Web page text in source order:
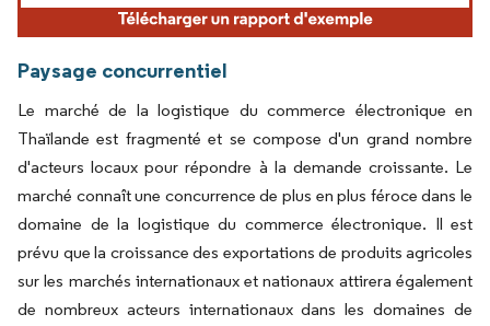
Paysage concurrentiel
Le marché de la logistique du commerce électronique en
Thaïlande est fragmenté et se compose d'un grand nombre
d'acteurs locaux pour répondre à la demande croissante. Le
marché connaît une concurrence de plus en plus féroce dans le
domaine de la logistique du commerce électronique. Il est
prévu que la croissance des exportations de produits agricoles
sur les marchés internationaux et nationaux attirera également
de nombreux acteurs internationaux dans les domaines de